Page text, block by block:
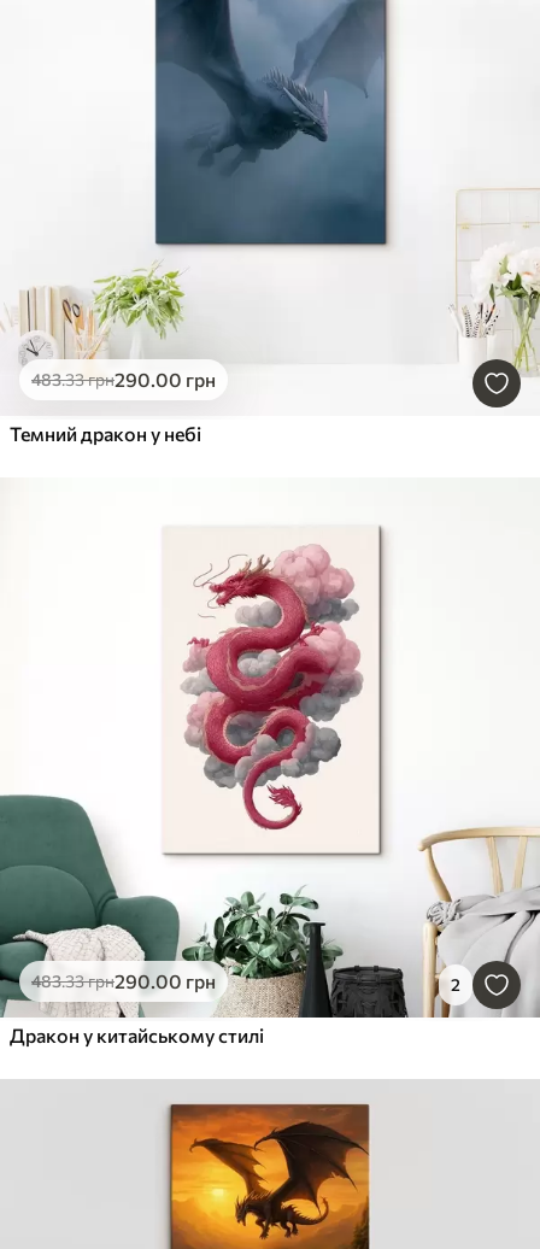
483.33грн290.00 грн
Темний дракон у небі
483.33грн290.00 грн 2
Дракон у китайському стилі